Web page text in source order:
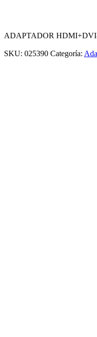
ADAPTADOR
SKU: 025390 Categoría: